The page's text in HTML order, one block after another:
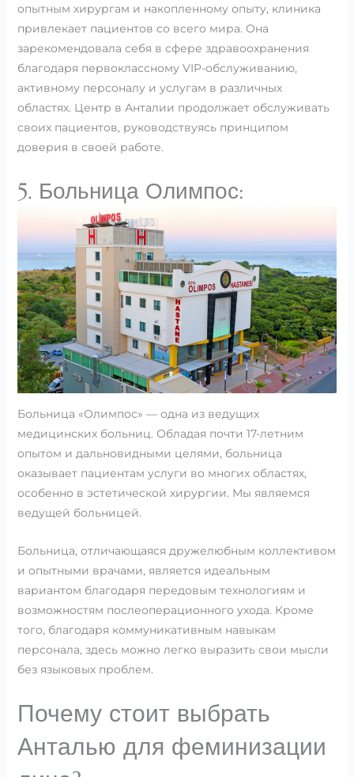
опытным хирургам и накопленному опыту, клиника
привлекает пациентов со всего мира. Она
зарекомендовала себя в сфере здравоохранения
благодаря первоклассному VIP-обслуживанию,
активному персоналу и услугам в различных
областях. Центр в Анталии продолжает обслуживать
своих пациентов, руководствуясь принципом
доверия в своей работе.
5. Больница Олимпос:
Больница «Олимпос» — одна из ведущих
медицинских больниц. Обладая почти 17-летним
опытом и дальновидными целями, больница
оказывает пациентам услуги во многих областях,
особенно в эстетической хирургии. Мы являемся
ведущей больницей.
Больница, отличающаяся дружелюбным коллективом
и опытными врачами, является идеальным
вариантом благодаря передовым технологиям и
возможностям послеоперационного ухода. Кроме
того, благодаря коммуникативным навыкам
персонала, здесь можно легко выразить свои мысли
без языковых проблем.
Почему стоит выбрать
Анталью для феминизации